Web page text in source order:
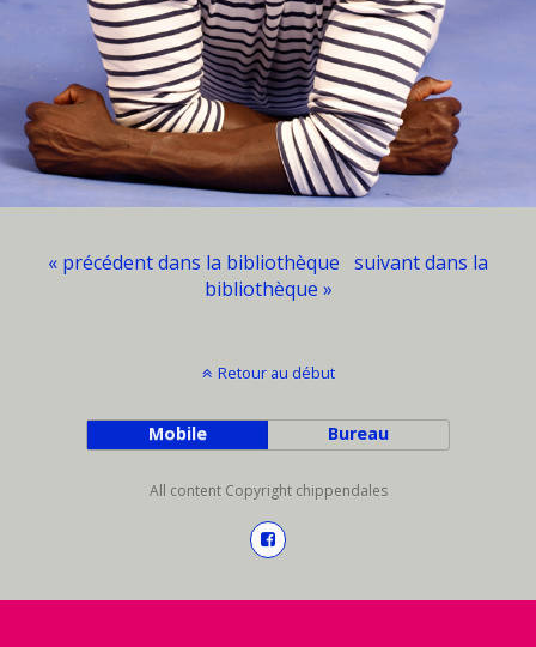
« précédent dans la bibliothèque suivant dans la
bibliothèque »
Retour au début
Mobile Bureau
All content Copyright chippendales